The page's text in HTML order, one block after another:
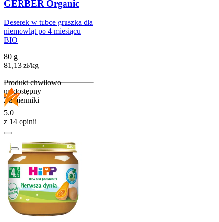
GERBER Organic
Deserek w tubce gruszka dla
niemowląt po 4 miesiącu
BIO
80 g
81,13 zł/kg
Produkt chwilowo
niedostępny
Zamienniki
5.0
z 14 opinii